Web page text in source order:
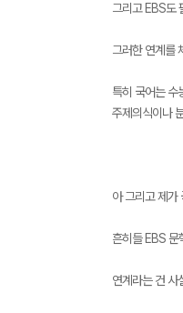
그리고 EBS도
그러한 연계를
특히 국어는 수
주제의식이나
아 그리고 제가
흔히들 EBS 문
연계라는 건 사